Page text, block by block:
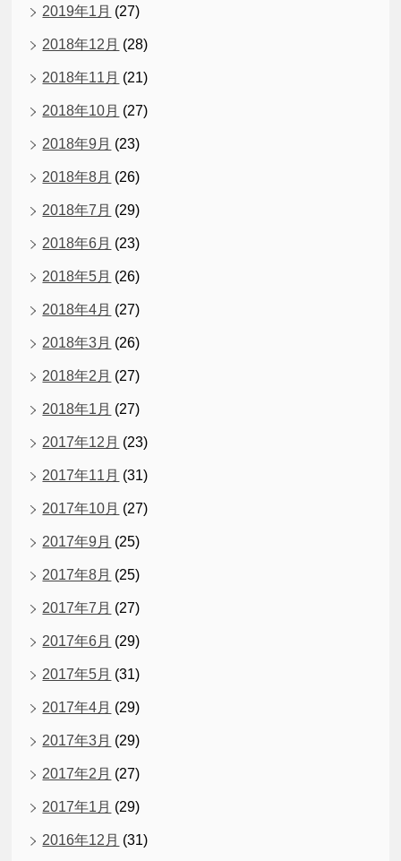
2019年1月 (27)
2018年12月 (28)
2018年11月 (21)
2018年10月 (27)
2018年9月 (23)
2018年8月 (26)
2018年7月 (29)
2018年6月 (23)
2018年5月 (26)
2018年4月 (27)
2018年3月 (26)
2018年2月 (27)
2018年1月 (27)
2017年12月 (23)
2017年11月 (31)
2017年10月 (27)
2017年9月 (25)
2017年8月 (25)
2017年7月 (27)
2017年6月 (29)
2017年5月 (31)
2017年4月 (29)
2017年3月 (29)
2017年2月 (27)
2017年1月 (29)
2016年12月 (31)